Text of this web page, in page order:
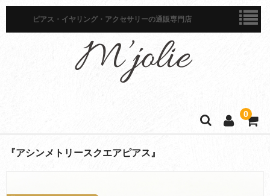
ピアス・イヤリング・アクセサリーの通販専門店
0
ホーム
『アシンメトリースクエアピアス』